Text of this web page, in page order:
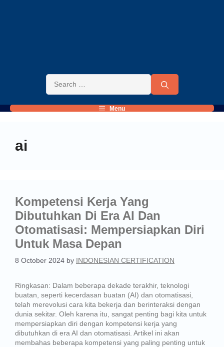
Menu
ai
Kompetensi Kerja Yang
Dibutuhkan Di Era AI Dan
Otomatisasi: Mempersiapkan Diri
Untuk Masa Depan
8 October 2024 by INDONESIAN CERTIFICATION
Ringkasan: Dalam beberapa dekade terakhir, teknologi
buatan, seperti kecerdasan buatan (AI) dan otomatisasi,
telah merevolusi cara kita bekerja dan berinteraksi dengan
dunia sekitar. Oleh karena itu, sangat penting bagi kita untuk
mempersiapkan diri dengan kompetensi kerja yang
dibutuhkan di era AI dan otomatisasi. Artikel ini akan
membahas beberapa kompetensi yang paling penting untuk